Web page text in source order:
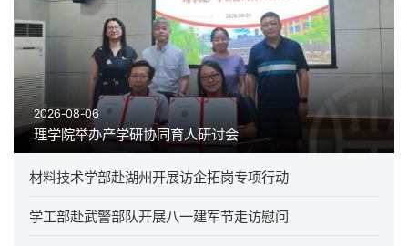
2026-08-06
理学院举办产学研协同育人研讨会
材料技术学部赴湖州开展访企拓岗专项行动
学工部赴武警部队开展八一建军节走访慰问